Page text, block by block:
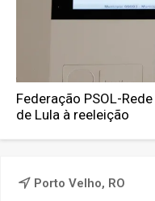
Federação PSOL-
de Lula à reeleição
Porto Velho, RO